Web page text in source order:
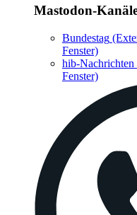
Mastodon-
Bundestag
Fenster)
hib-Nachrichten
Fenster)